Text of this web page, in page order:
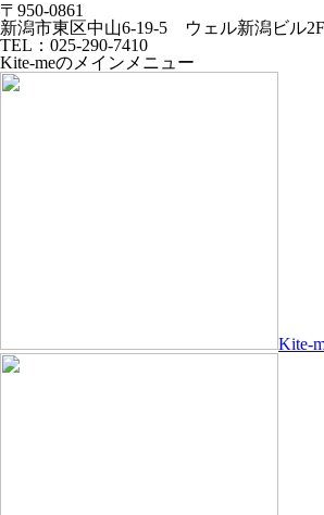
〒950-0861
新潟市東区中山6-19-5 ウェル新潟ビル
TEL：025-290-7410
Kite-meのメインメニュー
Kite-